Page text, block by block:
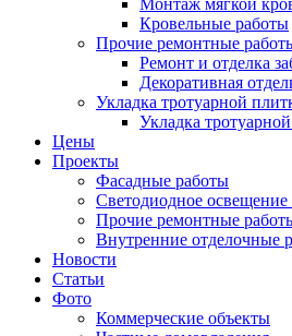
Монтаж мягкой
Кровельные работы
Прочие ремонтные
Ремонт и отделка
Декоративная
Укладка тротуарной
Укладка
Цены
Проекты
Фасадные работы
Светодиодное освещение
Прочие ремонтные
Внутренние отделочные
Новости
Статьи
Фото
Коммерческие объекты